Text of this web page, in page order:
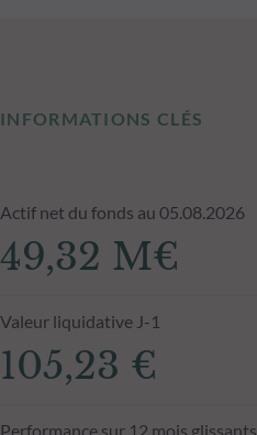
INFORMATIONS CLÉS
Actif net du fonds au 05.08.2026
49,32 M€
Valeur liquidative J-1
105,23 €
Performance sur 12 mois glissants